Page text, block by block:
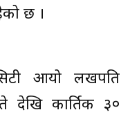
छ ।
आयो लखपति
कार्तिक ३०